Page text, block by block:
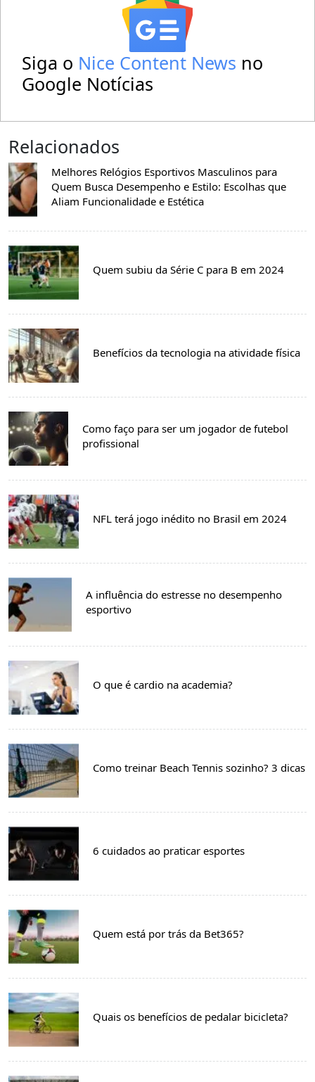
Siga o Nice Content News no
Google Notícias
Relacionados
Melhores Relógios Esportivos Masculinos para
Quem Busca Desempenho e Estilo: Escolhas que
Aliam Funcionalidade e Estética
Quem subiu da Série C para B em 2024
Benefícios da tecnologia na atividade física
Como faço para ser um jogador de futebol
profissional
NFL terá jogo inédito no Brasil em 2024
A influência do estresse no desempenho
esportivo
O que é cardio na academia?
Como treinar Beach Tennis sozinho? 3 dicas
6 cuidados ao praticar esportes
Quem está por trás da Bet365?
Quais os benefícios de pedalar bicicleta?